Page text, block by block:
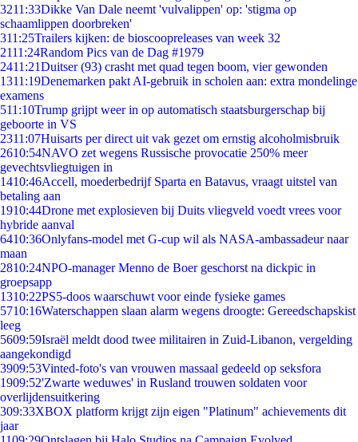
3211:33Dikke Van Dale neemt 'vulvalippen' op: 'stigma op
schaamlippen doorbreken'
311:25Trailers kijken: de bioscoopreleases van week 32
2111:24Random Pics van de Dag #1979
2411:21Duitser (93) crasht met quad tegen boom, vier gewonden
1311:19Denemarken pakt AI-gebruik in scholen aan: extra mondelinge
examens
511:10Trump grijpt weer in op automatisch staatsburgerschap bij
geboorte in VS
2311:07Huisarts per direct uit vak gezet om ernstig alcoholmisbruik
2610:54NAVO zet wegens Russische provocatie 250% meer
gevechtsvliegtuigen in
1410:46Accell, moederbedrijf Sparta en Batavus, vraagt uitstel van
betaling aan
1910:44Drone met explosieven bij Duits vliegveld voedt vrees voor
hybride aanval
6410:36Onlyfans-model met G-cup wil als NASA-ambassadeur naar
maan
2810:24NPO-manager Menno de Boer geschorst na dickpic in
groepsapp
1310:22PS5-doos waarschuwt voor einde fysieke games
5710:16Waterschappen slaan alarm wegens droogte: Gereedschapskist
leeg
5609:59Israël meldt dood twee militairen in Zuid-Libanon, vergelding
aangekondigd
3909:53Vinted-foto's van vrouwen massaal gedeeld op seksfora
1909:52'Zwarte weduwes' in Rusland trouwen soldaten voor
overlijdensuitkering
309:33XBOX platform krijgt zijn eigen "Platinum" achievements dit
jaar